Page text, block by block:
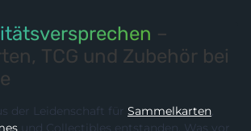
–
TCG und Zubehör bei
der Leidenschaft für Sammelkarten,
und Collectibles entstanden. Was vor